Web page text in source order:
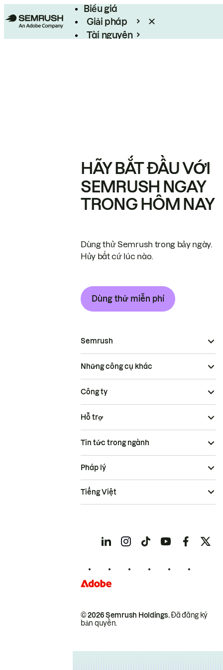
Biểu giá
Giải pháp
Tài nguyên
HÃY BẮT ĐẦU VỚI
SEMRUSH NGAY
TRONG HÔM NAY
Dùng thử Semrush trong bảy ngày.
Hủy bất cứ lúc nào.
Dùng thử miễn phí
Semrush
Những công cụ khác
Công ty
Hỗ trợ
Tin tức trong ngành
© 2026 Semrush Holdings.Đã đăng ký
bản quyền.
Pháp lý
Tiếng Việt